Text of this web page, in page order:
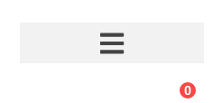
0